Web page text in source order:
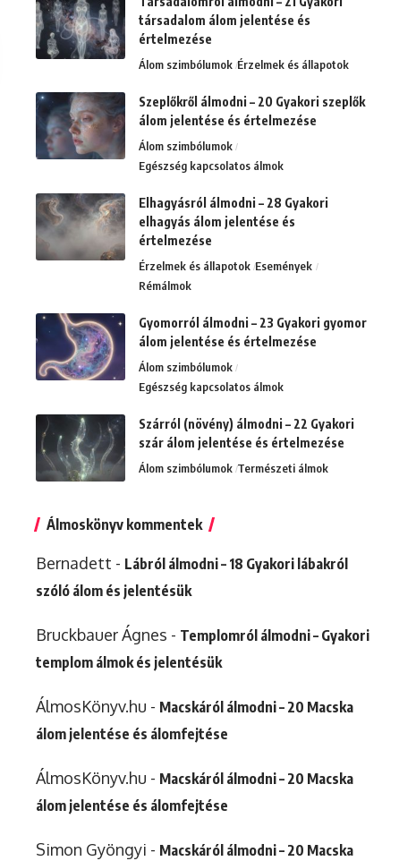
társadalom álom jelentése és
értelmezése
Álom szimbólumok Érzelmek és állapotok
Szeplőkről álmodni – 20 Gyakori szeplők
álom jelentése és értelmezése
Álom szimbólumok
Egészség kapcsolatos álmok
Elhagyásról álmodni – 28 Gyakori
elhagyás álom jelentése és
értelmezése
Érzelmek és állapotok Események
Rémálmok
Gyomorról álmodni – 23 Gyakori gyomor
álom jelentése és értelmezése
Álom szimbólumok
Egészség kapcsolatos álmok
Szárról (növény) álmodni – 22 Gyakori
szár álom jelentése és értelmezése
Álom szimbólumok Természeti álmok
Álmoskönyv kommentek
Bernadett - Lábról álmodni – 18 Gyakori lábakról
szóló álom és jelentésük
Bruckbauer Ágnes - Templomról álmodni – Gyakori
templom álmok és jelentésük
ÁlmosKönyv.hu - Macskáról álmodni – 20 Macska
álom jelentése és álomfejtése
ÁlmosKönyv.hu - Macskáról álmodni – 20 Macska
álom jelentése és álomfejtése
Simon Gyöngyi - Macskáról álmodni – 20 Macska